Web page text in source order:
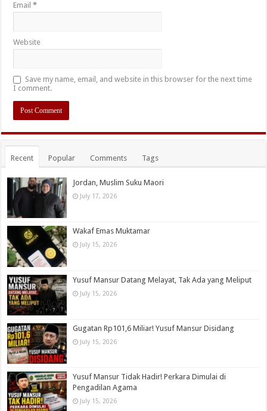
Email*
Website
Save my name, email, and website in this browser for the next time
I comment.
Recent Popular Comments Tags
Jordan, Muslim Suku Maori
July 17, 2026
Wakaf Emas Muktamar
July 15, 2026
Yusuf Mansur Datang Melayat, Tak Ada yang Meliput
July 15, 2026
Gugatan Rp101,6 Miliar! Yusuf Mansur Disidang
July 15, 2026
Yusuf Mansur Tidak Hadir! Perkara Dimulai di
Pengadilan Agama
July 15, 2026